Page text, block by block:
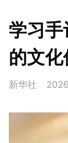
学习
的文
新华社